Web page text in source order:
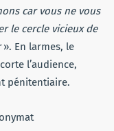
car vous ne vous
le cercle vicieux de
». En larmes, le
l’audience,
pénitentiaire.